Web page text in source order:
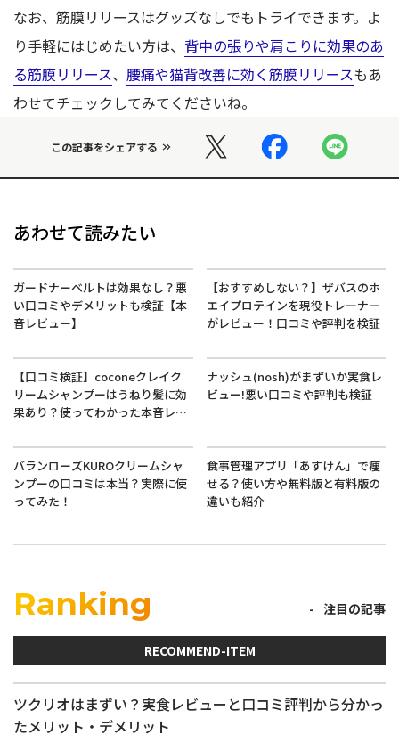
なお、筋膜リリースはグッズなしでもトライできます。よ
り手軽にはじめたい方は、 背中の張りや肩こりに効果のあ
る筋膜リリース、 腰痛や猫背改善に効く筋膜リリースもあ
わせてチェックしてみてくださいね。
この記事をシェアする
あわせて読みたい
ガードナーベルトは効果なし？悪
い口コミやデメリットも検証【本
音レビュー】
【おすすめしない？】ザバスのホ
エイプロテインを現役トレーナー
がレビュー！口コミや評判を検証
【口コミ検証】coconeクレイク
リームシャンプーはうねり髪に効
果あり？使ってわかった本音レビ
ナッシュ(nosh)がまずいか実食レ
ビュー!悪い口コミや評判も検証
バランローズKUROクリームシャ
ンプーの口コミは本当？実際に使
ってみた！
食事管理アプリ「あすけん」で痩
せる？使い方や無料版と有料版の
違いも紹介
Ranking 注目の記事
RECOMMEND-ITEM
ツクリオはまずい？実食レビューと口コミ評判から分かっ
たメリット・デメリット